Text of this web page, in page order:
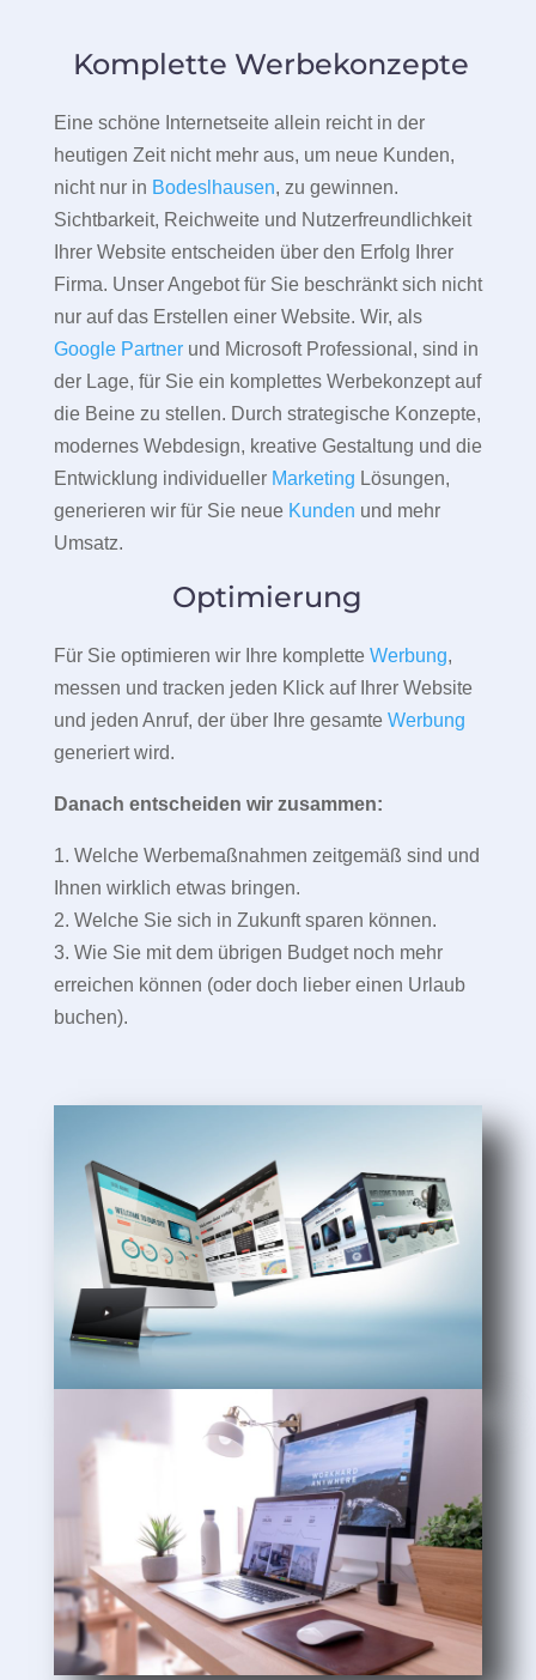
Komplette Werbekonzepte
Eine schöne Internetseite allein reicht in der
heutigen Zeit nicht mehr aus, um neue Kunden,
nicht nur in Bodeslhausen, zu gewinnen.
Sichtbarkeit, Reichweite und Nutzerfreundlichkeit
Ihrer Website entscheiden über den Erfolg Ihrer
Firma. Unser Angebot für Sie beschränkt sich nicht
nur auf das Erstellen einer Website. Wir, als
Google Partnerund Microsoft Professional, sind in
der Lage, für Sie ein komplettes Werbekonzept auf
die Beine zu stellen. Durch strategische Konzepte,
modernes Webdesign, kreative Gestaltung und die
Entwicklung individueller Marketing Lösungen,
generieren wir für Sie neue Kunden und mehr
Umsatz.
Optimierung
Für Sie optimieren wir Ihre komplette Werbung,
messen und tracken jeden Klick auf Ihrer Website
und jeden Anruf, der über Ihre gesamte Werbung
generiert wird.
Danach entscheiden wir zusammen:
1. Welche Werbemaßnahmen zeitgemäß sind und
Ihnen wirklich etwas bringen.
2. Welche Sie sich in Zukunft sparen können.
3. Wie Sie mit dem übrigen Budget noch mehr
erreichen können (oder doch lieber einen Urlaub
buchen).